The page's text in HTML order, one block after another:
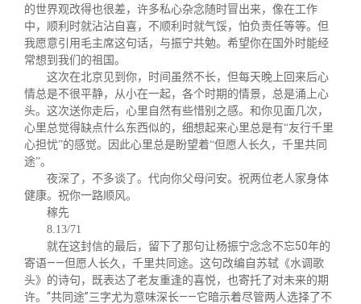
的世界观改得也很差，许多私心杂念随时冒出来，像在工作
中，顺利时就沾沾自喜，不顺利时就气馁，怕负责任等等。但
我愿意引用毛主席这句话，与振宁共勉。希望你在国外时能经
常想到我们的祖国。
这次在北京见到你，时间虽然不长，但每天晚上回来后心
情总是不很平静，从小在一起，各个时期的情景，总是涌上心
头。这次送你走后，心里自然有些惜别之感。和你见面几次，
心里总觉得缺点什么东西似的，细想起来心里总是有“友行千里
心担忧”的感觉。因此心里总是盼望着“但愿人长久，千里共同
途”。
夜深了，不多谈了。代向你父母问安。祝两位老人家身体
健康。祝你一路顺风。
稼先
8.13/71
就在这封信的最后，留下了那句让杨振宁念念不忘50年的
寄语——但愿人长久，千里共同途。这句改编自苏轼《水调歌
头》的诗句，既表达了老友重逢的喜悦，也寄托了对未来的期
许。“共同途”三字尤为意味深长——它暗示着尽管两人选择了不